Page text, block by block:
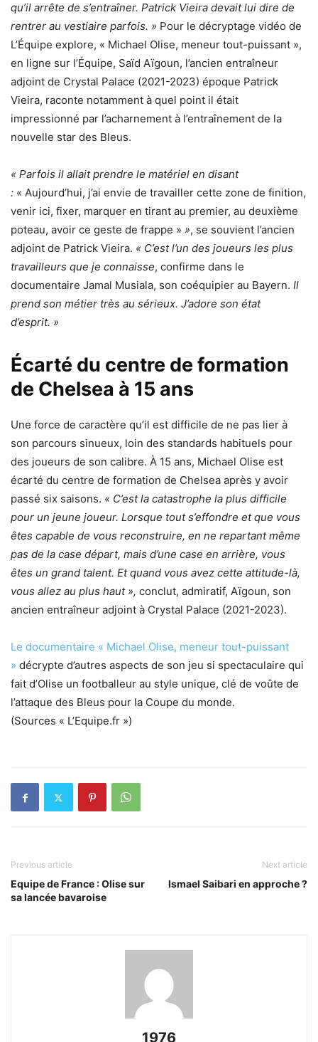
qu’il arrête de s’entraîner. Patrick Vieira devait lui dire de
rentrer au vestiaire parfois. » Pour le décryptage vidéo de
L’Équipe explore, « Michael Olise, meneur tout-puissant »,
en ligne sur l’Équipe, Saïd Aïgoun, l’ancien entraîneur
adjoint de Crystal Palace (2021-2023) époque Patrick
Vieira, raconte notamment à quel point il était
impressionné par l’acharnement à l’entraînement de la
nouvelle star des Bleus.
« Parfois il allait prendre le matériel en disant
: « Aujourd’hui, j’ai envie de travailler cette zone de finition,
venir ici, fixer, marquer en tirant au premier, au deuxième
poteau, avoir ce geste de frappe » », se souvient l’ancien
adjoint de Patrick Vieira. « C’est l’un des joueurs les plus
travailleurs que je connaisse, confirme dans le
documentaire Jamal Musiala, son coéquipier au Bayern. Il
prend son métier très au sérieux. J’adore son état
d’esprit. »
Écarté du centre de formation
de Chelsea à 15 ans
Une force de caractère qu’il est difficile de ne pas lier à
son parcours sinueux, loin des standards habituels pour
des joueurs de son calibre. À 15 ans, Michael Olise est
écarté du centre de formation de Chelsea après y avoir
passé six saisons. « C’est la catastrophe la plus difficile
pour un jeune joueur. Lorsque tout s’effondre et que vous
êtes capable de vous reconstruire, en ne repartant même
pas de la case départ, mais d’une case en arrière, vous
êtes un grand talent. Et quand vous avez cette attitude-là,
vous allez au plus haut », conclut, admiratif, Aïgoun, son
ancien entraîneur adjoint à Crystal Palace (2021-2023).
Le documentaire « Michael Olise, meneur tout-puissant
» décrypte d’autres aspects de son jeu si spectaculaire qui
fait d’Olise un footballeur au style unique, clé de voûte de
l’attaque des Bleus pour la Coupe du monde.
(Sources « L’Equipe.fr »)
Previous article
Equipe de France : Olise sur
sa lancée bavaroise
Next article
Ismael Saibari en approche ?
1976